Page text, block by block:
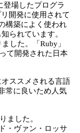
登場したプログラ
開発に使用されて
構築によく使われ
られています。
した。「Ruby」
て開発された日本
オススメされる言語
常に良いため人気
ました。
・ヴァン・ロッサ